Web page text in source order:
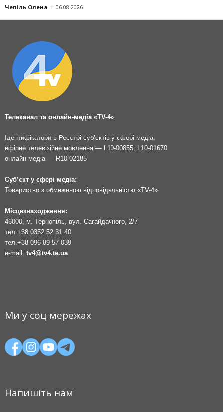
Чепіль Олена - 06.08.2026
Телеканал та онлайн-медіа «TV-4»
Ідентифікатори в Реєстрі суб’єктів у сфері медіа:
ефірне телевізійне мовлення — L10-00855, L10-01670
онлайн-медіа — R10-02185
Суб’єкт у сфері медіа:
Товариство з обмеженою відповідальністю «TV-4»
Місцезнаходження:
46000, м. Тернопіль, вул. Сагайдачного, 2/7
тел. +38 0352 52 31 40
тел. +38 096 89 57 039
e-mail: tv4@tv4.te.ua
Ми у соц мережах
Напишіть нам